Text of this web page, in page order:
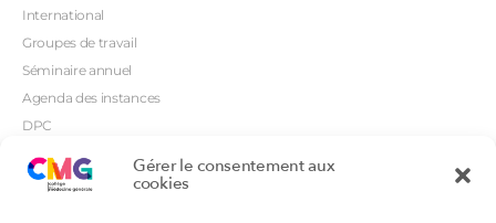
Gérer le consentement aux
cookies
International
Groupes de travail
Séminaire annuel
Agenda des instances
DPC
Orientations prioritaires